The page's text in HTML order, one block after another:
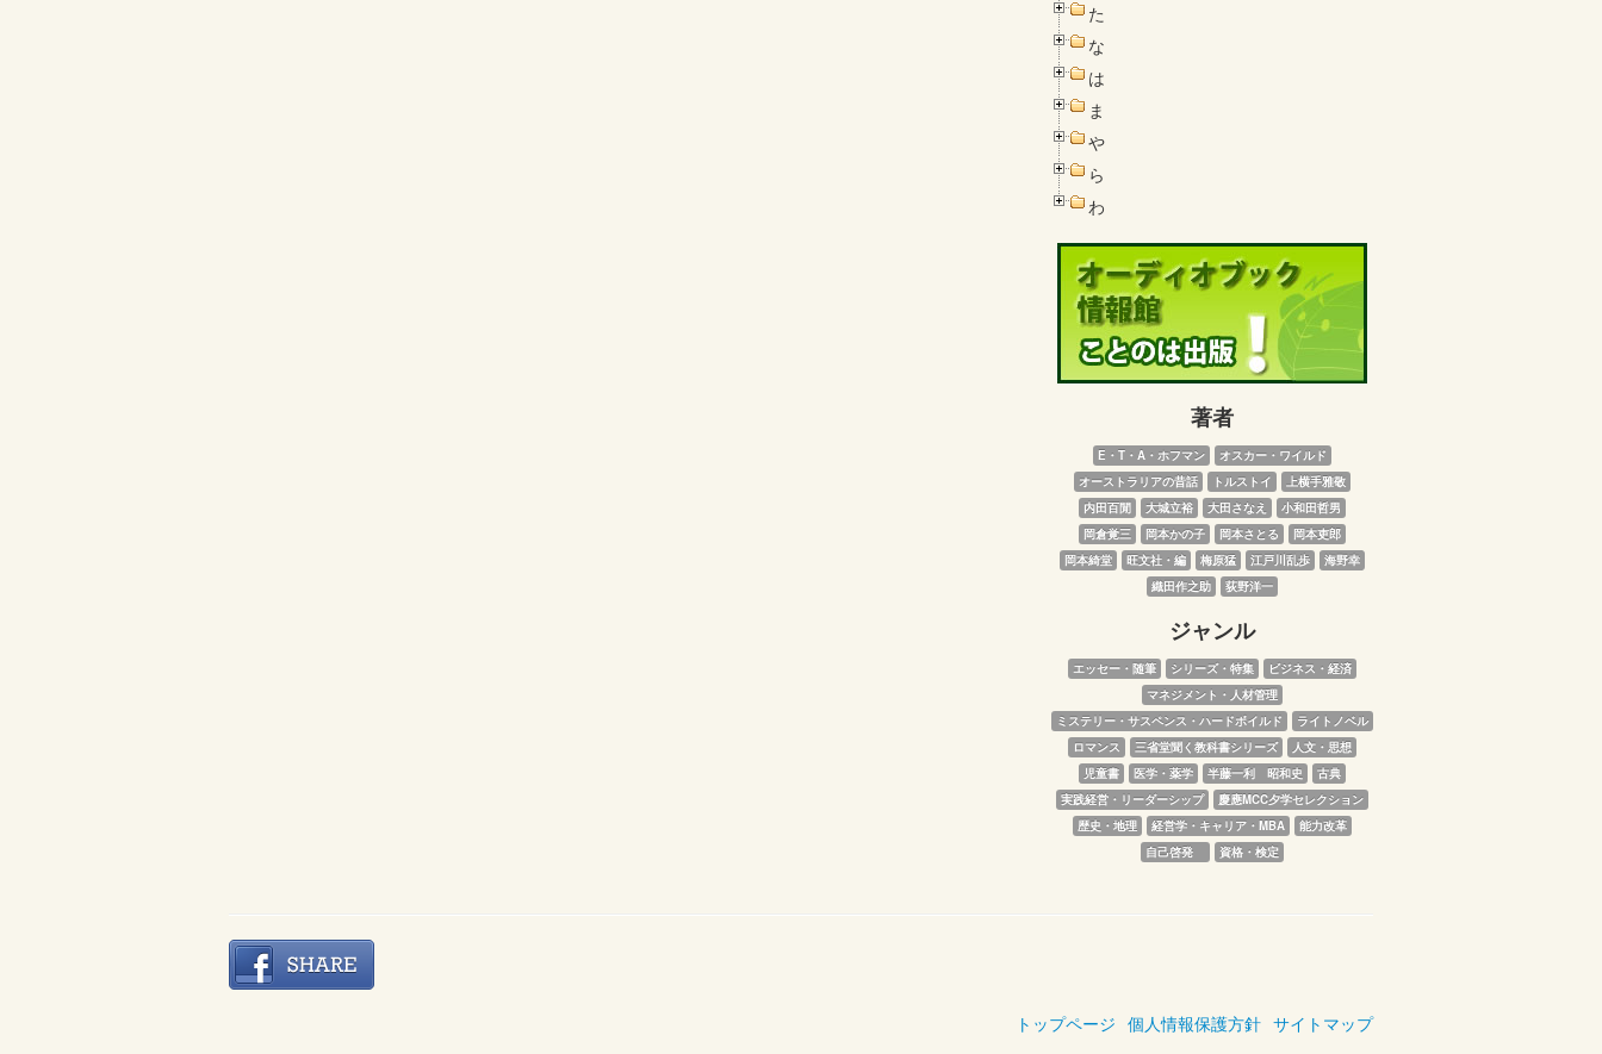
た
な
は
ま
や
ら
わ
著者
E・T・A・ホフマン
オスカー・ワイルド
オーストラリアの昔話
トルストイ
上横手雅敬
内田百閒
大城立裕 大田さなえ
小和田哲男
岡倉覚三
岡本かの子 岡本さとる
岡本吏郎
岡本綺堂
旺文社・編 梅原猛 江戸川乱歩
海野幸
織田作之助
荻野洋一
ジャンル
エッセー・随筆 シリーズ・特集
ビジネス・経済
マネジメント・人材管理
ミステリー・サスペンス・ハードボイルド
ライトノベル
ロマンス
三省堂聞く教科書シリーズ
人文・思想
児童書
医学・薬学 半藤一利　昭和史
古典
実践経営・リーダーシップ
慶應MCC夕学セレクション
歴史・地理
経営学・キャリア・MBA
能力改革
自己啓発
資格・検定
トップページ 個人情報保護方針 サイトマップ